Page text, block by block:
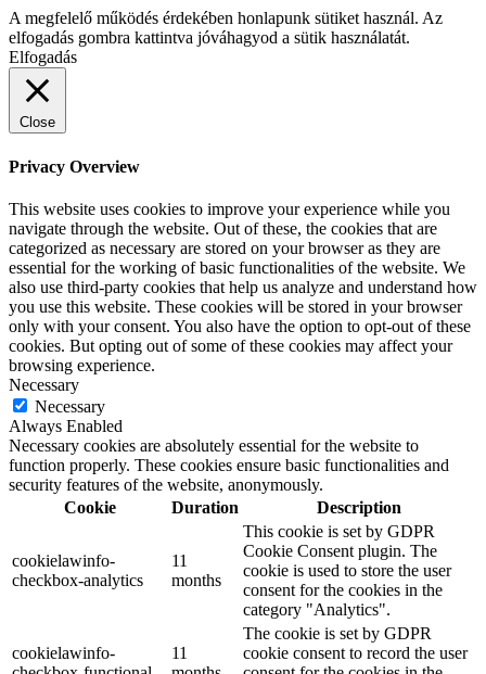
A megfelelő működés érdekében honlapunk sütiket használ. Az
elfogadás gombra kattintva jóváhagyod a sütik használatát.
Elfogadás
Close
Privacy Overview
This website uses cookies to improve your experience while you
navigate through the website. Out of these, the cookies that are
categorized as necessary are stored on your browser as they are
essential for the working of basic functionalities of the website. We
also use third-party cookies that help us analyze and understand how
you use this website. These cookies will be stored in your browser
only with your consent. You also have the option to opt-out of these
cookies. But opting out of some of these cookies may affect your
browsing experience.
Necessary
Necessary
Always Enabled
Necessary cookies are absolutely essential for the website to
function properly. These cookies ensure basic functionalities and
security features of the website, anonymously.
Cookie
Duration Description
cookielawinfo-
checkbox-analytics
11
months
This cookie is set by GDPR
Cookie Consent plugin. The
cookie is used to store the user
consent for the cookies in the
category "Analytics".
cookielawinfo-
11
The cookie is set by GDPR
cookie consent to record the user